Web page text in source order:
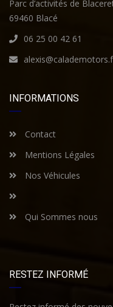
Parc d’activités de
69460 Blacé
06 25 00 42 61
INFORMATIONS
Contact
Mentions Légales
Nos Véhicules
Qui Sommes nous
RESTEZ INFORMÉ